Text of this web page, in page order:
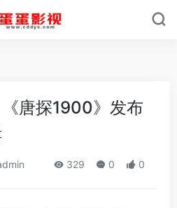
唐探1900》发布
329 0 0